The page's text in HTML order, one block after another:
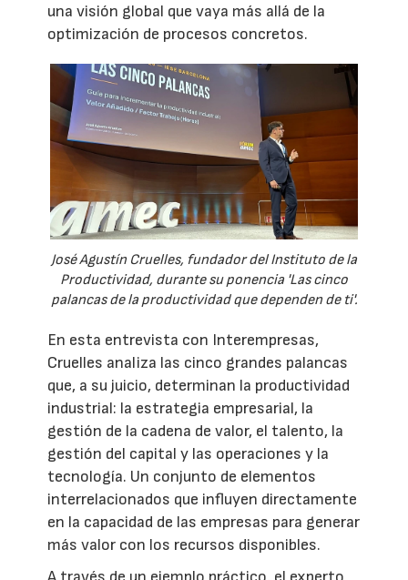
una visión global que vaya más allá de la
optimización de procesos concretos.
José Agustín Cruelles, fundador del Instituto de la
Productividad, durante su ponencia 'Las cinco
palancas de la productividad que dependen de ti'.
En esta entrevista con Interempresas,
Cruelles analiza las cinco grandes palancas
que, a su juicio, determinan la productividad
industrial: la estrategia empresarial, la
gestión de la cadena de valor, el talento, la
gestión del capital y las operaciones y la
tecnología. Un conjunto de elementos
interrelacionados que influyen directamente
en la capacidad de las empresas para generar
más valor con los recursos disponibles.